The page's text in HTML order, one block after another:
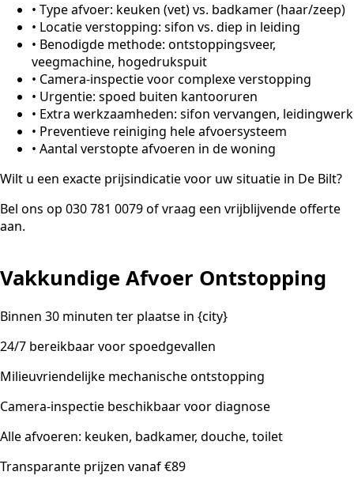
• Type afvoer: keuken (vet) vs. badkamer (haar/zeep)
• Locatie verstopping: sifon vs. diep in leiding
• Benodigde methode: ontstoppingsveer,
veegmachine, hogedrukspuit
• Camera-inspectie voor complexe verstopping
• Urgentie: spoed buiten kantooruren
• Extra werkzaamheden: sifon vervangen, leidingwerk
• Preventieve reiniging hele afvoersysteem
• Aantal verstopte afvoeren in de woning
Wilt u een exacte prijsindicatie voor uw situatie in De Bilt?
Bel ons op 030 781 0079 of vraag een vrijblijvende offerte
aan.
Vakkundige Afvoer Ontstopping
Binnen 30 minuten ter plaatse in {city}
24/7 bereikbaar voor spoedgevallen
Milieuvriendelijke mechanische ontstopping
Camera-inspectie beschikbaar voor diagnose
Alle afvoeren: keuken, badkamer, douche, toilet
Transparante prijzen vanaf €89